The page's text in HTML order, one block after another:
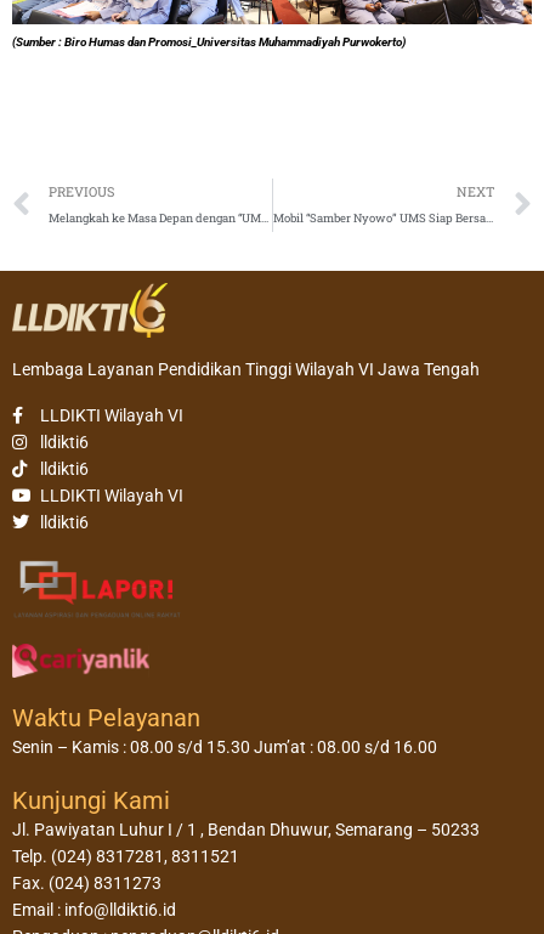
(Sumber : Biro Humas dan Promosi_Universitas Muhammadiyah Purwokerto)
Prev
PREVIOUS
Melangkah ke Masa Depan dengan “UMP Beyond Future” dalam Penerimaan Mahasiswa Baru 2024
NEXT
Mobil “Samber Nyowo” UMS Siap Bersaing di Kontes Mobil Hemat Energi 2023
Lembaga Layanan Pendidikan Tinggi Wilayah VI Jawa Tengah
LLDIKTI Wilayah VI
lldikti6
lldikti6
LLDIKTI Wilayah VI
lldikti6
Waktu Pelayanan
Senin – Kamis : 08.00 s/d 15.30 Jum’at : 08.00 s/d 16.00
Kunjungi Kami
Jl. Pawiyatan Luhur I / 1 , Bendan Dhuwur, Semarang – 50233
Telp. (024) 8317281, 8311521
Fax. (024) 8311273
Email : info@lldikti6.id